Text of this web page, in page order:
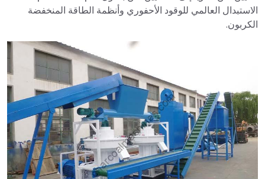
الاستبدال العالمي للوقود الأحفوري وأنظمة الطاقة المنخفضة
الكربون.